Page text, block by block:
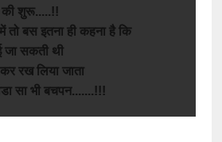
की शुरू.....!!
में तो बस इतना ही कहना है कि
जा सकती थी
कर रख लिया जाता
सा भी बचपन.......!!!